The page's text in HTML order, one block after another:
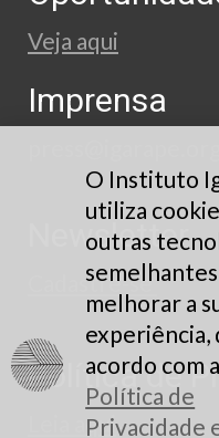
Veja aqui
Imprensa
Newsletter
Cadastre-se
Política de
Leia aqui
O Instituto
utiliza
outras
melhorar a
experiência,
acordo com
Política de
Privacidade